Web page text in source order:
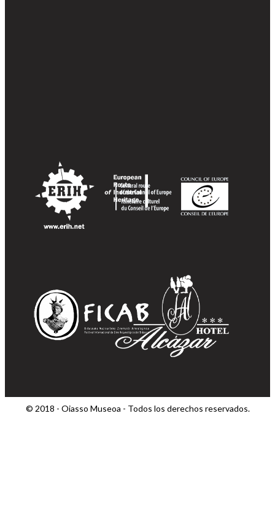
© 2018 - Oiasso Museoa - Todos los derechos reservados.